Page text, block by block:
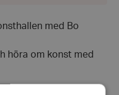
med Bo
höra om konst med